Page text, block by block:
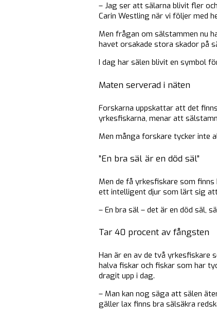
– Jag ser att sälarna blivit fler
Carin Westling när vi följer med
Men frågan om sälstammen nu
havet orsakade stora skador på
I dag har sälen blivit en symbol
Maten serverad i näten
Forskarna uppskattar att det
yrkesfiskarna, menar att
Men många forskare tycker inte
”En bra säl är en död säl”
Men de få yrkesfiskare som
ett intelligent djur som lärt sig
– En bra säl – det är en död säl,
Tar 40 procent av fångsten
Han är en av de två yrkesfiskare
halva fiskar och fiskar som har
dragit upp i dag.
– Man kan nog säga att sälen
gäller lax finns bra sälsäkra